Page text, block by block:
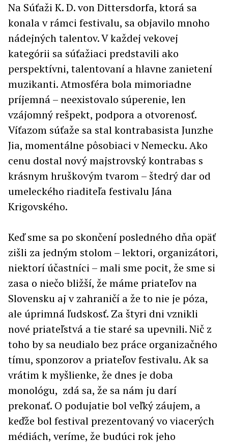
Na Súťaži K. D. von Dittersdorfa, ktorá sa
konala v rámci festivalu, sa objavilo mnoho
nádejných talentov. V každej vekovej
kategórii sa súťažiaci predstavili ako
perspektívni, talentovaní a hlavne zanietení
muzikanti. Atmosféra bola mimoriadne
príjemná – neexistovalo súperenie, len
vzájomný rešpekt, podpora a otvorenosť.
Víťazom súťaže sa stal kontrabasista Junzhe
Jia, momentálne pôsobiaci v Nemecku. Ako
cenu dostal nový majstrovský kontrabas s
krásnym hruškovým tvarom – štedrý dar od
umeleckého riaditeľa festivalu Jána
Krigovského.
Keď sme sa po skončení posledného dňa opäť
zišli za jedným stolom – lektori, organizátori,
niektorí účastníci – mali sme pocit, že sme si
zasa o niečo bližší, že máme priateľov na
Slovensku aj v zahraničí a že to nie je póza,
ale úprimná ľudskosť. Za štyri dni vznikli
nové priateľstvá a tie staré sa upevnili. Nič z
toho by sa neudialo bez práce organizačného
tímu, sponzorov a priateľov festivalu. Ak sa
vrátim k myšlienke, že dnes je doba
monológu, zdá sa, že sa nám ju darí
prekonať. O podujatie bol veľký záujem, a
keďže bol festival prezentovaný vo viacerých
médiách, veríme, že budúci rok jeho